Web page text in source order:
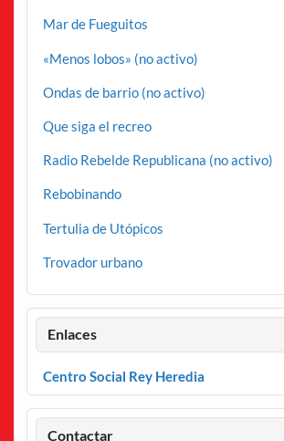
Mar de Fueguitos
«Menos lobos» (no activo)
Ondas de barrio (no activo)
Que siga el recreo
Radio Rebelde Republicana (no activo)
Rebobinando
Tertulia de Utópicos
Trovador urbano
Enlaces
Centro Social Rey Heredia
Contactar